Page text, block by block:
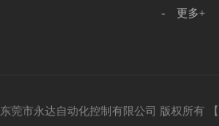
- 更多+
东莞市永达自动化控制有限公司 版权所有 【